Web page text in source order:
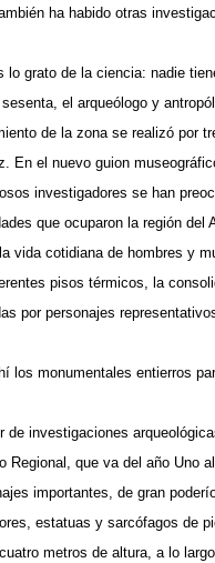
ha habido otras
lo grato de la ciencia: nadie
el arqueólogo y
de la zona se realizó por
En el nuevo guion
investigadores se han
que ocuparon la región del
vida cotidiana de hombres y
pisos térmicos, la
por personajes
los monumentales entierros
de investigaciones
Regional, que va del año Uno
importantes, de gran
estatuas y sarcófagos de
metros de altura, a lo